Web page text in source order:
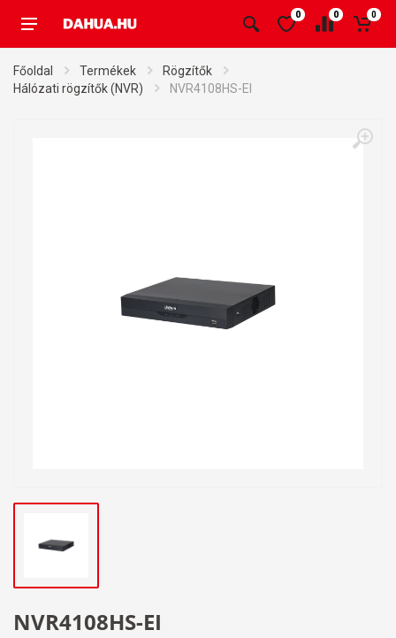
0 0 0
Főoldal Termékek
Rögzítők
Hálózati rögzítők (NVR)
NVR4108HS-EI
NVR4108HS-EI